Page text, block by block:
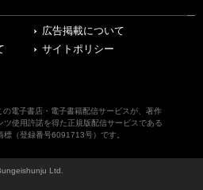
広告掲載について
サイトポリシー
の電子書店・電子書籍配信サービスが、著作
ツ使用許諾を得た正規版配信サービスである
標（登録番号6091713号）です。
Ltd.